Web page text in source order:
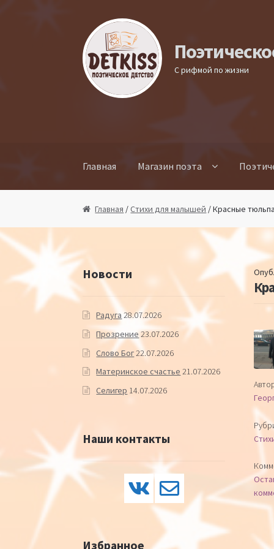
С рифмой по жизни
Главная Магазин поэта
Главная /Стихи для малышей / Красные
Новости
Радуга 28.07.2026
Прозрение 23.07.2026
Слово Бог22.07.2026
Материнское счастье 21.07.2026
Селигер 14.07.2026
Наши контакты
Избранное